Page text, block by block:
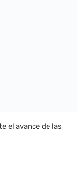
el avance de las